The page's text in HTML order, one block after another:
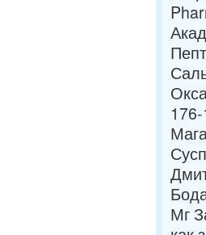
Мг